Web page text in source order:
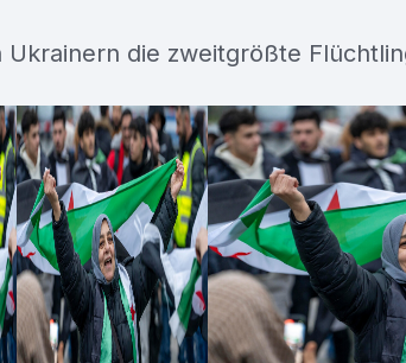
Ukrainern die zweitgrößte